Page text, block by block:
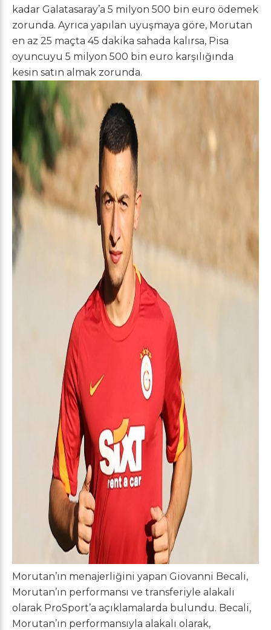
kadar Galatasaray’a 5 milyon 500 bin euro ödemek
zorunda. Ayrıca yapılan uyuşmaya göre, Morutan
en az 25 maçta 45 dakika sahada kalırsa, Pisa
oyuncuyu 5 milyon 500 bin euro karşılığında
kesin satın almak zorunda.
Morutan’ın menajerliğini yapan Giovanni Becali,
Morutan’ın performansı ve transferiyle alakalı
olarak ProSport’a açıklamalarda bulundu. Becali,
Morutan’ın performansıyla alakalı olarak,